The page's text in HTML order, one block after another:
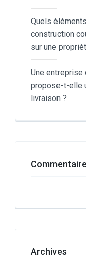
Quels
construction
sur une
Une entreprise
propose-t-elle
livraison ?
Archives